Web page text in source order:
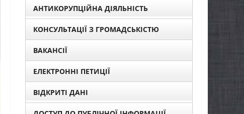
АНТИКОРУПЦІЙНА ДІЯЛЬНІСТЬ
КОНСУЛЬТАЦІЇ З ГРОМАДСЬКІСТЮ
ВАКАНСІЇ
ЕЛЕКТРОННІ ПЕТИЦІЇ
ВІДКРИТІ ДАНІ